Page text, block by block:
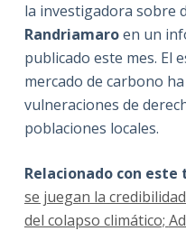
la investigadora sobre
Randriamaroen un
publicado este mes. El
mercado de carbono
vulneraciones de
poblaciones locales.
Relacionado con este
se juegan la
del colapso climático;